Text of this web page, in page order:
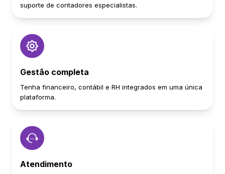
suporte de contadores especialistas.
Gestão completa
Tenha financeiro, contábil e RH integrados em uma única
plataforma.
Atendimento